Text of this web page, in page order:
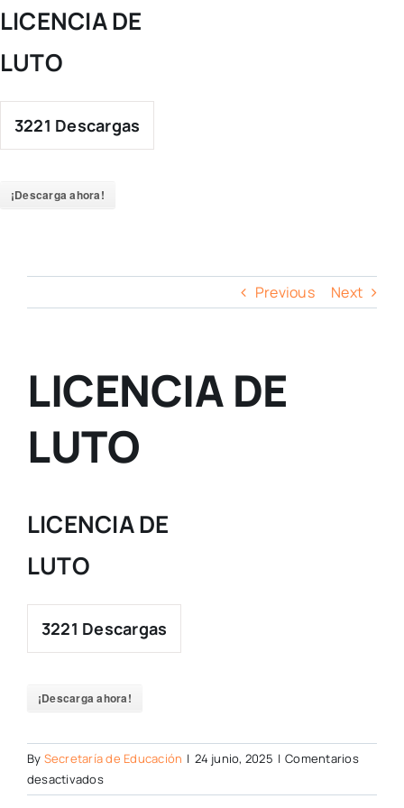
Skip
content
LICENCIA DE
LUTO
3221 Descargas
¡Descarga ahora!
Previous Next
LICENCIA DE
LUTO
LICENCIA DE
LUTO
3221 Descargas
¡Descarga ahora!
By Secretaría de Educación | 24 junio, 2025 | Comentarios
desactivadosen
LICENCIA